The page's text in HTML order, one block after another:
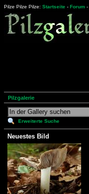
Pilze Pilze Pilze: Startseite - Forum -
Pilzgalerie
Erweiterte Suche
Neuestes Bild